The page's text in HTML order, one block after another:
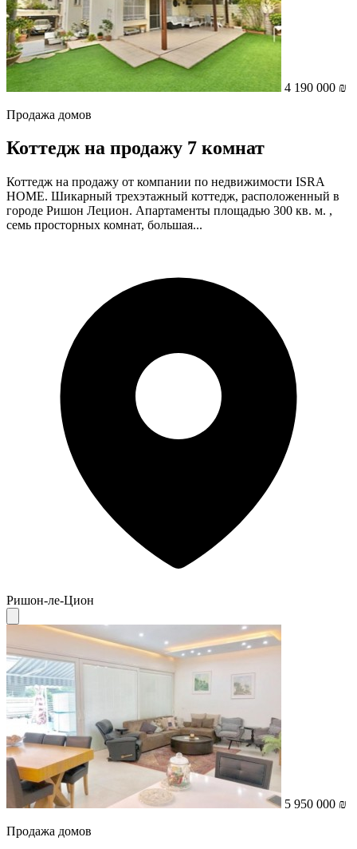
4 190 000 ₪
Продажа домов
Коттедж на продажу 7 комнат
Коттедж на продажу от компании по недвижимости ISRA
HOME. Шикарный трехэтажный коттедж, расположенный в
городе Ришон Лецион. Апартаменты площадью 300 кв. м. ,
семь просторных комнат, большая...
Ришон-ле-Цион
5 950 000 ₪
Продажа домов